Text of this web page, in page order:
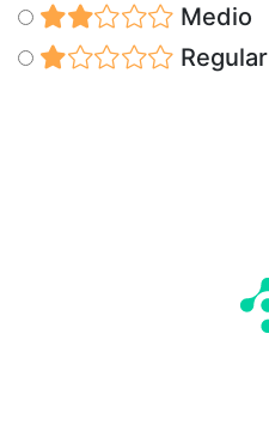
Medio
Regular